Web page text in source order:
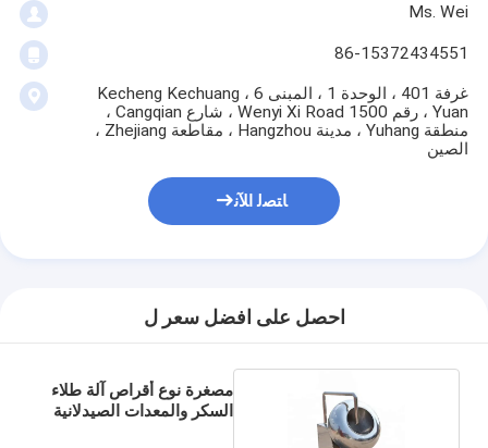
Ms. Wei
86-15372434551
غرفة 401 ، الوحدة 1 ، المبنى 6 ، Kecheng Kechuang
Yuan ، رقم 1500 Wenyi Xi Road ، شارع Cangqian ،
منطقة Yuhang ، مدينة Hangzhou ، مقاطعة Zhejiang ،
الصين
ﺎﺘﺼﻟ ﺍﻶﻧ
احصل على افضل سعر ل
مصغرة نوع أقراص آلة طلاء
السكر والمعدات الصيدلانية